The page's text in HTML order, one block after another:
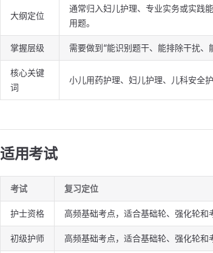
大纲定位
通常归入妇儿护理、专业实务或实践
用题。
掌握层级 需要做到“能识别题干、能排除干扰、
核心关键
词
小儿用药护理、妇儿护理、儿科安全
适用考试
考试 复习定位
护士资格 高频基础考点，适合基础轮、强化轮和
初级护师 高频基础考点，适合基础轮、强化轮和